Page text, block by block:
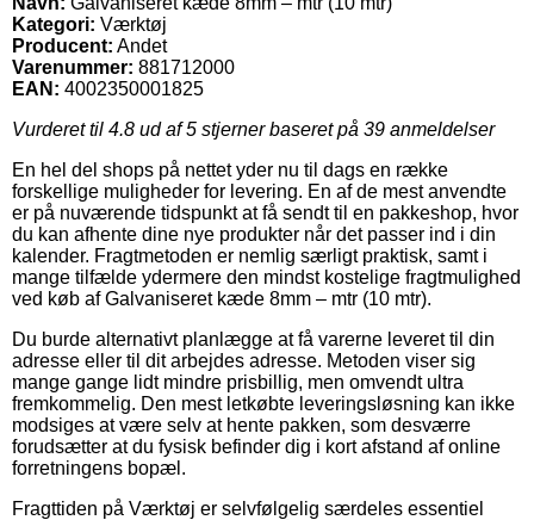
Kategori: Værktøj
Producent: Andet
Varenummer: 881712000
EAN: 4002350001825
Vurderet til 4.8 ud af 5 stjerner baseret på 39 anmeldelser
En hel del shops på nettet yder nu til dags en række
forskellige muligheder for levering. En af de mest anvendte
er på nuværende tidspunkt at få sendt til en pakkeshop, hvor
du kan afhente dine nye produkter når det passer ind i din
kalender. Fragtmetoden er nemlig særligt praktisk, samt i
mange tilfælde ydermere den mindst kostelige fragtmulighed
ved køb af Galvaniseret kæde 8mm – mtr (10 mtr).
Du burde alternativt planlægge at få varerne leveret til din
adresse eller til dit arbejdes adresse. Metoden viser sig
mange gange lidt mindre prisbillig, men omvendt ultra
fremkommelig. Den mest letkøbte leveringsløsning kan ikke
modsiges at være selv at hente pakken, som desværre
forudsætter at du fysisk befinder dig i kort afstand af online
forretningens bopæl.
Fragttiden på Værktøj er selvfølgelig særdeles essentiel